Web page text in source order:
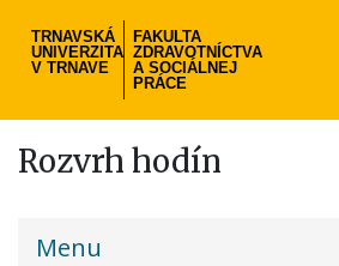
hlavný
TRNAVSKÁ
UNIVERZITA
V TRNAVE
FAKULTA
ZDRAVOTNÍCTVA
A SOCIÁLNEJ
PRÁCE
Rozvrh hodín
fzsp-
Menu